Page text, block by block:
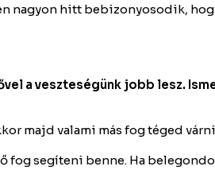
nagyon hitt bebizonyosodik,
a veszteségünk jobb lesz.
majd valami más fog téged
fog segíteni benne. Ha